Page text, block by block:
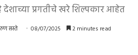
देशाच्या प्रगतीचे खरे शिल्पकार आहेत
सस्ते 08/07/2025 2 minutes read